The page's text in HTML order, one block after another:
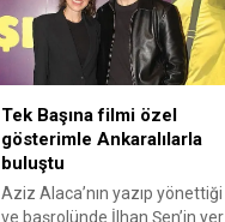
Tek Başına filmi özel
gösterimle Ankaralılarla
buluştu
Aziz Alaca’nın yazıp yönettiği
ve başrolünde İlhan Şen’in yer